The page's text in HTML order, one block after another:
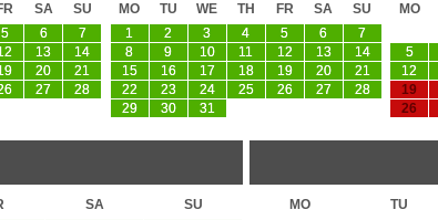
SA
SU
5 6
7
13
14
20
21
27 28
MO TU WE TH FR SA
SU
1
2 3 4 5 6
7
8
9 10 11 12 13
14
15
16 17 18 19 20
21
22
23 24 25 26 27
28
29
30 31
MO
5
12
19
26
SA
SU
MO TU